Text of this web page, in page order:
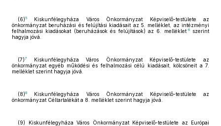
(6)5
Kiskunfélegyháza Város Önkormányzat Képviselő-testülete az
önkormányzat beruházási és felújítási kiadásait az 5. melléklet, az intézményi
felhalmozási kiadásokat (beruházások és felújítások) az 6. melléklet 6szerint
hagyja jóvá.
(7)7
Kiskunfélegyháza Város Önkormányzat Képviselő-testülete az
önkormányzat egyéb működési és felhalmozási célú kiadásait, kölcsöneit a 7.
melléklet szerint hagyja jóvá.
(8)8
Kiskunfélegyháza Város Önkormányzat Képviselő-testülete az
önkormányzat Céltartalékát a 8. melléklet szerint hagyja jóvá.
(9) Kiskunfélegyháza Város Önkormányzat Képviselő-testülete az Európai